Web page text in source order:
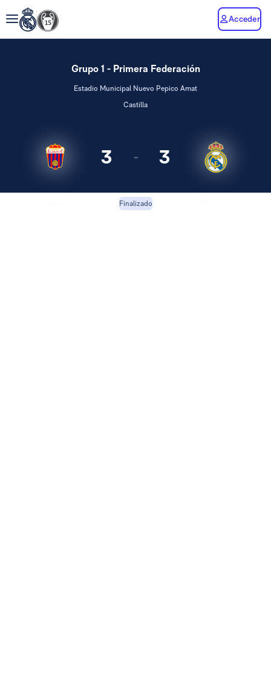
Acceder
Grupo 1 - Primera Federación
Estadio Municipal Nuevo Pepico Amat
Castilla
3 - 3
Finalizado